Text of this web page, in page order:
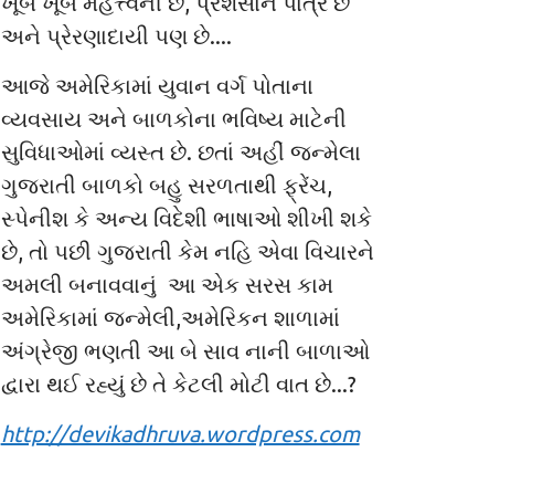
અને પ્રેરણાદાયી પણ છે....
આજે અમેરિકામાં યુવાન વર્ગ પોતાના
વ્યવસાય અને બાળકોના ભવિષ્ય માટેની
સુવિધાઓમાં વ્યસ્ત છે. છતાં અહીં જન્મેલા
ગુજરાતી બાળકો બહુ સરળતાથી ફ્રેંચ,
સ્પેનીશ કે અન્ય વિદેશી ભાષાઓ શીખી શકે
છે, તો પછી ગુજરાતી કેમ નહિ એવા વિચારને
અમલી બનાવવાનું આ એક સરસ કામ
અમેરિકામાં જન્મેલી,અમેરિકન શાળામાં
અંગ્રેજી ભણતી આ બે સાવ નાની બાળાઓ
દ્વારા થઈ રહ્યું છે તે કેટલી મોટી વાત છે...?
http://devikadhruva.wordpress.com